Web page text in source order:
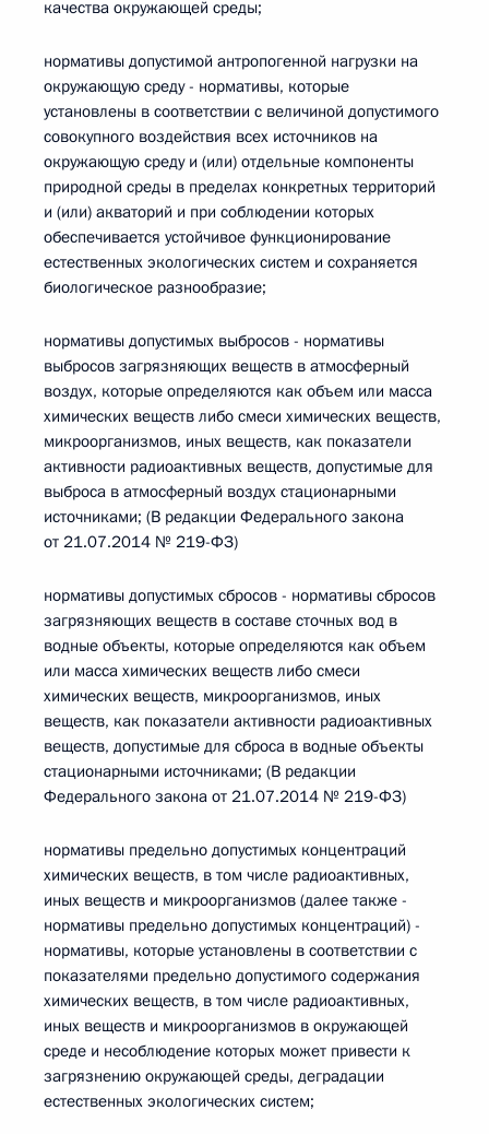
качества окружающей среды;
нормативы допустимой антропогенной нагрузки на
окружающую среду - нормативы, которые
установлены в соответствии с величиной допустимого
совокупного воздействия всех источников на
окружающую среду и (или) отдельные компоненты
природной среды в пределах конкретных территорий
и (или) акваторий и при соблюдении которых
обеспечивается устойчивое функционирование
естественных экологических систем и сохраняется
биологическое разнообразие;
нормативы допустимых выбросов - нормативы
выбросов загрязняющих веществ в атмосферный
воздух, которые определяются как объем или масса
химических веществ либо смеси химических веществ,
микроорганизмов, иных веществ, как показатели
активности радиоактивных веществ, допустимые для
выброса в атмосферный воздух стационарными
источниками; (В редакции Федерального закона
от 21.07.2014 № 219-ФЗ)
нормативы допустимых сбросов - нормативы сбросов
загрязняющих веществ в составе сточных вод в
водные объекты, которые определяются как объем
или масса химических веществ либо смеси
химических веществ, микроорганизмов, иных
веществ, как показатели активности радиоактивных
веществ, допустимые для сброса в водные объекты
стационарными источниками; (В редакции
Федерального закона от 21.07.2014 № 219-ФЗ)
нормативы предельно допустимых концентраций
химических веществ, в том числе радиоактивных,
иных веществ и микроорганизмов (далее также -
нормативы предельно допустимых концентраций) -
нормативы, которые установлены в соответствии с
показателями предельно допустимого содержания
химических веществ, в том числе радиоактивных,
иных веществ и микроорганизмов в окружающей
среде и несоблюдение которых может привести к
загрязнению окружающей среды, деградации
естественных экологических систем;